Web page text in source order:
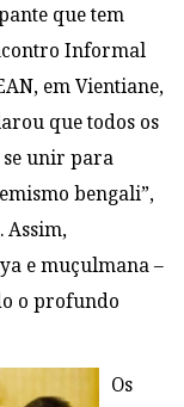
que tem
Informal
em Vientiane,
que todos os
se unir para
bengali”,
Assim,
e muçulmana –
o profundo
Os